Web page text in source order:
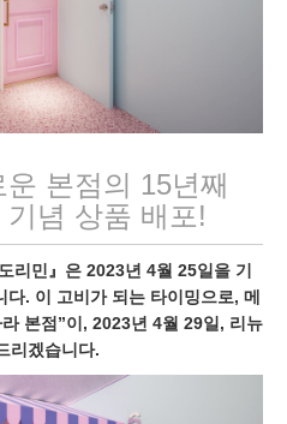
본점의 15년째
념 상품 배포!
리민』은 2023년 4월 25일을 기
. 이 고비가 되는 타이밍으로, 메
본점”이, 2023년 4월 29일, 리뉴
리겠습니다.